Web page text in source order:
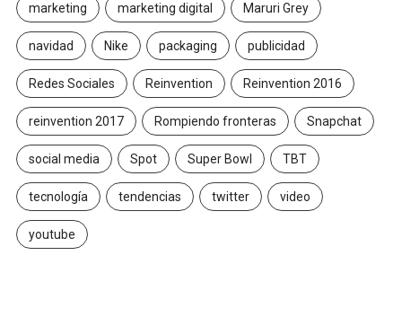
marketing marketing digital Maruri Grey
navidad Nike packaging publicidad
Redes Sociales Reinvention Reinvention 2016
reinvention 2017 Rompiendo fronteras Snapchat
social media Spot Super Bowl TBT
tecnología tendencias twitter video
youtube